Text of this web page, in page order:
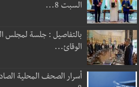
السبت 8...
بالتفاصيل : جلسة لمجلس
الوقائ...
أسرار الصحف المحلية